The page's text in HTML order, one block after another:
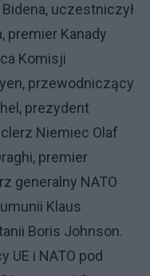
uczestniczył
premier Kanady
Komisji
przewodniczący
prezydent
Niemiec Olaf
premier
generalny NATO
Klaus
Boris Johnson.
UE i NATO pod